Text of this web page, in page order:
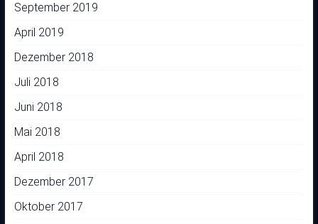
September 2019
April 2019
Dezember 2018
Juli 2018
Juni 2018
Mai 2018
April 2018
Dezember 2017
Oktober 2017